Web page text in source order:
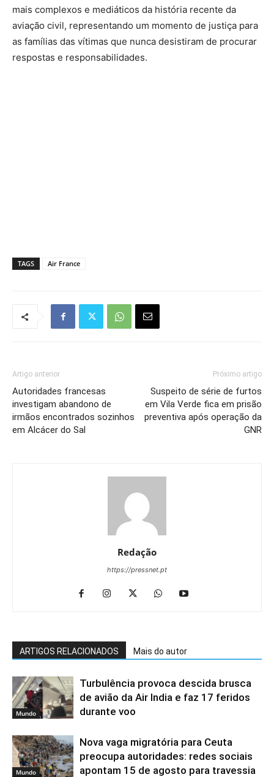
mais complexos e mediáticos da história recente da
aviação civil, representando um momento de justiça para
as famílias das vítimas que nunca desistiram de procurar
respostas e responsabilidades.
TAGS Air France
Artigo anterior
Autoridades francesas
investigam abandono de
irmãos encontrados sozinhos
em Alcácer do Sal
Próximo artigo
Suspeito de série de furtos
em Vila Verde fica em prisão
preventiva após operação da
GNR
Redação
https://pressnet.pt
ARTIGOS RELACIONADOS Mais do autor
Mundo
Turbulência provoca descida brusca
de avião da Air India e faz 17 feridos
durante voo
Mundo
Nova vaga migratória para Ceuta
preocupa autoridades: redes sociais
apontam 15 de agosto para travessia